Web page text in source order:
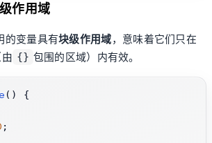
作用域
的变量具有块级作用域，意味着它们只在
{} 包围的区域）内有效。
( ) {
;